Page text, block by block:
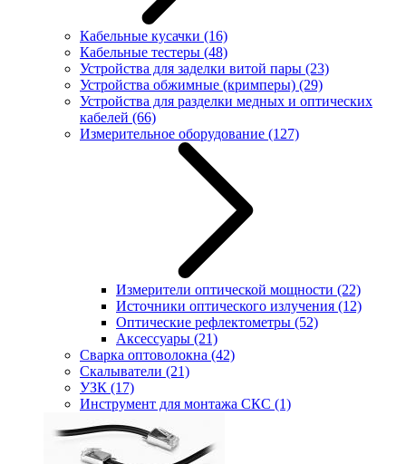
Кабельные кусачки (16)
Кабельные тестеры (48)
Устройства для заделки витой пары (23)
Устройства обжимные (кримперы) (29)
Устройства для разделки медных и оптических
кабелей (66)
Измерительное оборудование (127)
Измерители оптической мощности (22)
Источники оптического излучения (12)
Оптические рефлектометры (52)
Аксессуары (21)
Сварка оптоволокна (42)
Скалыватели (21)
УЗК (17)
Инструмент для монтажа СКС (1)